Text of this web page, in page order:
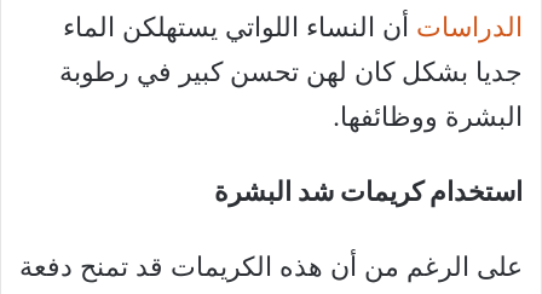
الدراسات أن النساء اللواتي يستهلكن الماء
جديا بشكل كان لهن تحسن كبير في رطوبة
البشرة ووظائفها.
استخدام كريمات شد البشرة
على الرغم من أن هذه الكريمات قد تمنح دفعة